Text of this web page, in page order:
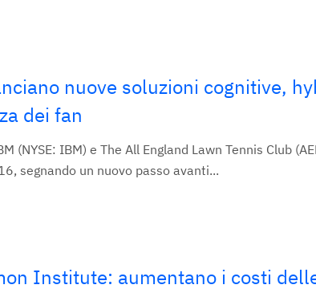
nuove soluzioni cognitive,
dei fan
(NYSE: IBM) e The All England Lawn Tennis Club
segnando un nuovo passo avanti...
Institute: aumentano i costi